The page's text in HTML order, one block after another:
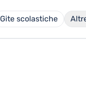
Gite scolastiche